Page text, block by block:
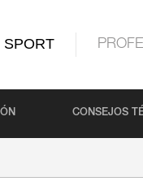
SPORT
CONSEJOS